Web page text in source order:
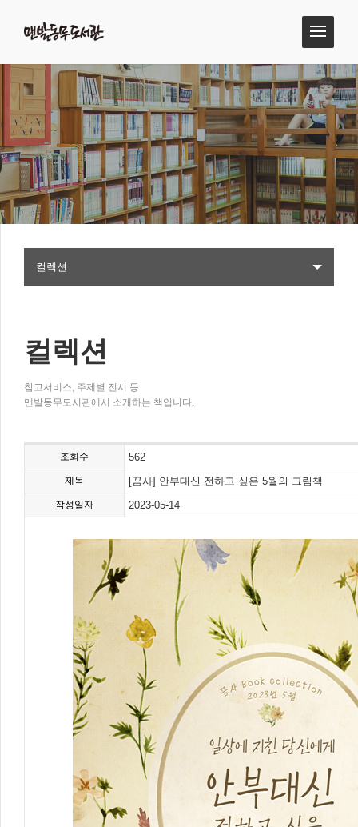
컬렉션
컬렉션
참고서비스, 주제별 전시 등
맨발동무도서관에서 소개하는 책입니다.
조회수 562
제목 [꿈사] 안부대신 전하고 싶은 5월의 그림책
작성일자 2023-05-14